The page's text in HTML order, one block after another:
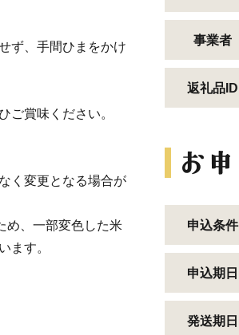
ず、手間ひまをかけ
ご賞味ください。
く変更となる場合が
め、一部変色した米
ます。
事業者
返礼品ID
申込条件
申込期日
発送期日